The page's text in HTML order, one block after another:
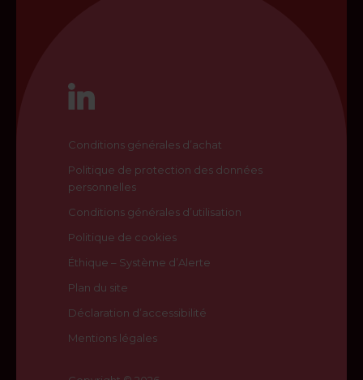
Conditions générales d’achat
Politique de protection des données
personnelles
Conditions générales d’utilisation
Politique de cookies
Éthique – Système d’Alerte
Plan du site
Déclaration d’accessibilité
Mentions légales